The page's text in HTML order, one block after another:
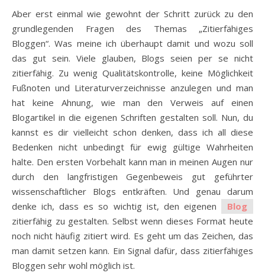
Aber erst einmal wie gewohnt der Schritt zurück zu den
grundlegenden Fragen des Themas „Zitierfähiges
Bloggen“. Was meine ich überhaupt damit und wozu soll
das gut sein. Viele glauben, Blogs seien per se nicht
zitierfähig. Zu wenig Qualitätskontrolle, keine Möglichkeit
Fußnoten und Literaturverzeichnisse anzulegen und man
hat keine Ahnung, wie man den Verweis auf einen
Blogartikel in die eigenen Schriften gestalten soll. Nun, du
kannst es dir vielleicht schon denken, dass ich all diese
Bedenken nicht unbedingt für ewig gültige Wahrheiten
halte. Den ersten Vorbehalt kann man in meinen Augen nur
durch den langfristigen Gegenbeweis gut geführter
wissenschaftlicher Blogs entkräften. Und genau darum
denke ich, dass es so wichtig ist, den eigenen
Blog
zitierfähig zu gestalten. Selbst wenn dieses Format heute
noch nicht häufig zitiert wird. Es geht um das Zeichen, das
man damit setzen kann. Ein Signal dafür, dass zitierfähiges
Bloggen sehr wohl möglich ist.